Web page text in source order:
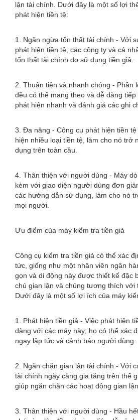
lận tài chính. Dưới đây là một số lợi
phát hiện tiền tệ:
1. Ngăn ngừa tổn thất tài chính - Với
phát hiện tiền tệ, các công ty và cá
tổn thất tài chính do sử dụng tiền giả.
2. Thuận tiện và nhanh chóng - Phần
đều có thể mang theo và dễ dàng
phát hiện nhanh và đánh giá các ghi
3. Đa năng - Công cụ phát hiện tiền
hiện nhiều loại tiền tệ, làm cho nó trở
dụng trên toàn cầu.
4. Thân thiện với người dùng - Máy
kèm với giao diện người dùng đơn
các hướng dẫn sử dụng, làm cho nó
mọi người.
Ưu điểm của máy kiểm tra tiền giả
Công cụ kiểm tra tiền giả có thể xác
tức, giống như một nhân viên ngân
gọn và di động này được thiết kế đặc
chú gian lận và chúng tương thích với
Dưới đây là một số lợi ích của máy
1. Phát hiện tiền giả - Việc phát hiện
dàng với các máy này; họ có thể xác
ngay lập tức và cảnh báo người dùng.
2. Ngăn chặn gian lận tài chính - Với
tài chính ngày càng gia tăng trên thế
giúp ngăn chặn các hoạt động gian lận.
3. Thân thiện với người dùng - Hầu